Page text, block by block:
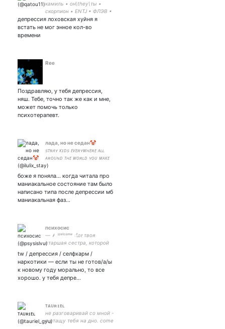
камиль • он\they\ты •
скорпион • ENTJ • ФЛЭВ •
прл • бар-I • danganronpa
• genshin impact • naruto •
депрессия лоховская хуйня я
встать не мог энное кол-во
времени
Ree
Поздравляю, у тебя депрессия,
няш. Тебе, точно так же как и мне,
может помочь только
психотерапевт.
лада, но не седан🤡
sᴛʀᴀʏ ᴋɪᴅs ᴇᴠᴇʀʏᴡʜᴇʀᴇ ᴀʟʟ
ᴀʀᴏᴜɴᴅ ᴛʜᴇ ᴡᴏʀʟᴅ ʏᴏᴜ ᴍᴀᴋᴇ
sᴛʀᴀʏ ᴋɪᴅs sᴛᴀʏ
боже я поняла... когда читала про
маниакальное состояние там было
написано типа после депрессии мб
маниакальная фаз…
психосис
— ⸙ ᵂᵉˡᶜᵒᵐᵉ ೋ твоя
старшая сестра, которой
можно довериться. напиши
мне в дм, если тебе вдруг
понадобится моя помощь
tw / депрессия / селфхарм /
наркотики — если ты не готов/а/ы
к новому году морально, то все
хорошо. у тебя депре…
ᴛᴀᴜʀɪᴇʟ
не разговаривай со мной -
я утащу тебя на дно. come